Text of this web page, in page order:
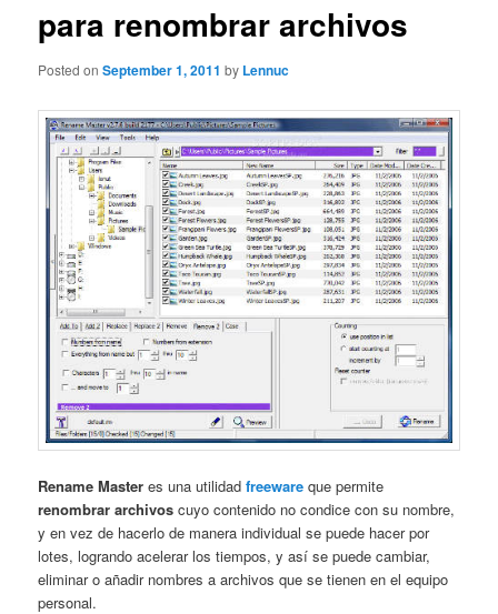
para renombrar archivos
Posted onSeptember 1, 2011 by Lennuc
Rename Master es una utilidadfreeware que permite
renombrar archivos cuyo contenido no condice con su nombre,
y en vez de hacerlo de manera individual se puede hacer por
lotes, logrando acelerar los tiempos, y así se puede cambiar,
eliminar o añadir nombres a archivos que se tienen en el equipo
personal.